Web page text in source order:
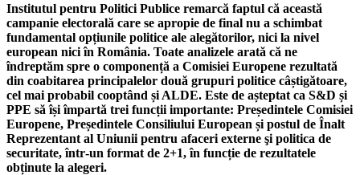
Institutul pentru Politici Publice remarcă faptul că această
campanie electorală care se apropie de final nu a schimbat
fundamental opțiunile politice ale alegătorilor, nici la nivel
european nici în România. Toate analizele arată că ne
îndreptăm spre o componență a Comisiei Europene rezultată
din coabitarea principalelor două grupuri politice câștigătoare,
cel mai probabil cooptând și ALDE. Este de așteptat ca S&D și
PPE să își împartă trei funcții importante: Președintele Comisiei
Europene, Președintele Consiliului European și postul de Înalt
Reprezentant al Uniunii pentru afaceri externe şi politica de
securitate, într‐un format de 2+1, în funcție de rezultatele
obținute la alegeri.